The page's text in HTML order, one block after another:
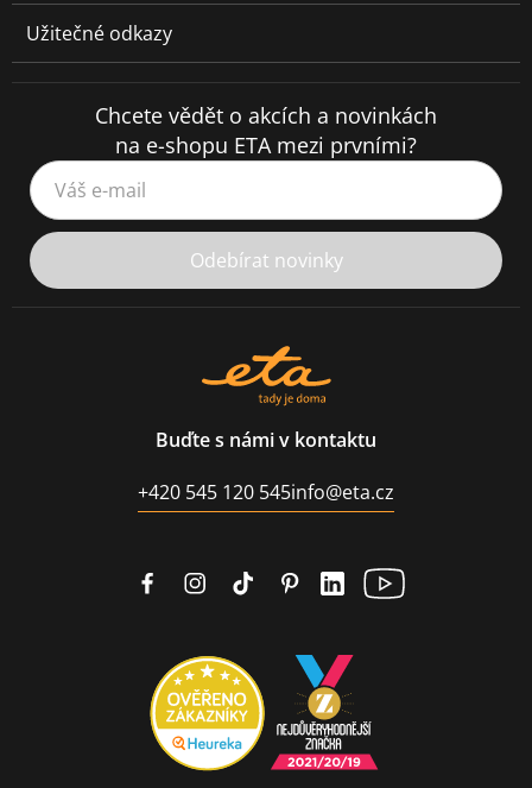
Užitečné odkazy
Chcete vědět o akcích a novinkách
na e-shopu ETA mezi prvními?
Váš e-mail
Odebírat novinky
Buďte s námi v kontaktu
+420 545 120 545info@eta.cz